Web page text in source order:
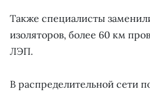
Также специалисты
изоляторов, более 60 км
ЛЭП.
В распределительной сети